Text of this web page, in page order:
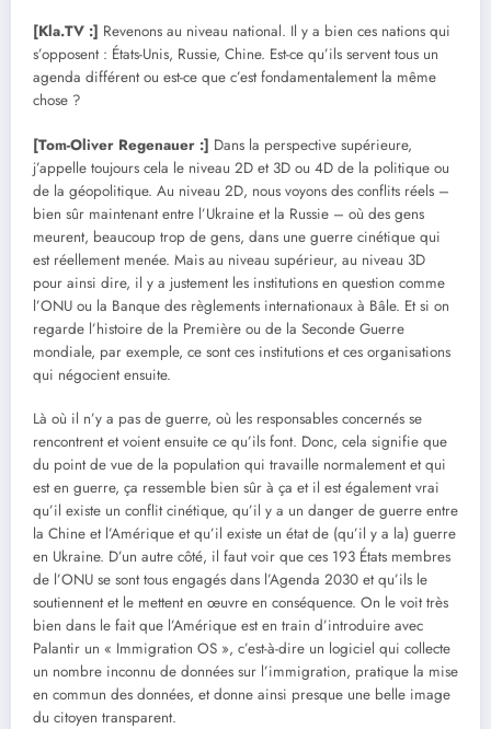
[Kla.TV :] Revenons au niveau national. Il y a bien ces nations qui
s’opposent : États-Unis, Russie, Chine. Est-ce qu’ils servent tous un
agenda différent ou est-ce que c’est fondamentalement la même
chose ?
[Tom-Oliver Regenauer :] Dans la perspective supérieure,
j’appelle toujours cela le niveau 2D et 3D ou 4D de la politique ou
de la géopolitique. Au niveau 2D, nous voyons des conflits réels –
bien sûr maintenant entre l’Ukraine et la Russie – où des gens
meurent, beaucoup trop de gens, dans une guerre cinétique qui
est réellement menée. Mais au niveau supérieur, au niveau 3D
pour ainsi dire, il y a justement les institutions en question comme
l’ONU ou la Banque des règlements internationaux à Bâle. Et si on
regarde l’histoire de la Première ou de la Seconde Guerre
mondiale, par exemple, ce sont ces institutions et ces organisations
qui négocient ensuite.
Là où il n’y a pas de guerre, où les responsables concernés se
rencontrent et voient ensuite ce qu’ils font. Donc, cela signifie que
du point de vue de la population qui travaille normalement et qui
est en guerre, ça ressemble bien sûr à ça et il est également vrai
qu’il existe un conflit cinétique, qu’il y a un danger de guerre entre
la Chine et l’Amérique et qu’il existe un état de (qu’il y a la) guerre
en Ukraine. D’un autre côté, il faut voir que ces 193 États membres
de l’ONU se sont tous engagés dans l’Agenda 2030 et qu’ils le
soutiennent et le mettent en œuvre en conséquence. On le voit très
bien dans le fait que l’Amérique est en train d’introduire avec
Palantir un « Immigration OS », c’est-à-dire un logiciel qui collecte
un nombre inconnu de données sur l’immigration, pratique la mise
en commun des données, et donne ainsi presque une belle image
du citoyen transparent.